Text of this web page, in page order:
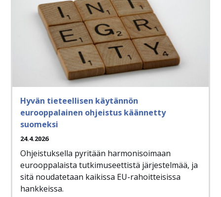
Hyvän tieteellisen käytännön
eurooppalainen ohjeistus käännetty
suomeksi
24.4.2026
Ohjeistuksella pyritään harmonisoimaan
eurooppalaista tutkimuseettistä järjestelmää, ja
sitä noudatetaan kaikissa EU-rahoitteisissa
hankkeissa.